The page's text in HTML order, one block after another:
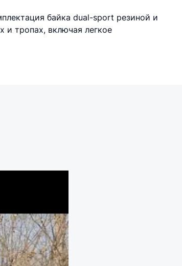
байка dual-sport резиной и
и тропах, включая легкое